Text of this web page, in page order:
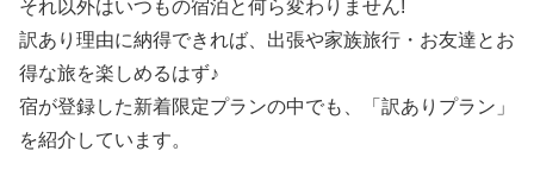
それ以外はいつもの宿泊と何ら変わりません!
訳あり理由に納得できれば、出張や家族旅行・お友達とお
得な旅を楽しめるはず♪
宿が登録した新着限定プランの中でも、「訳ありプラン」
を紹介しています。